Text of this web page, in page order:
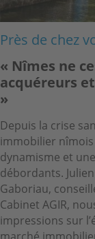
Près de chez
« Nîmes ne
acquéreurs
»
Depuis la crise
immobilier
dynamisme et
débordants.
Gaboriau,
Cabinet AGIR,
impressions sur